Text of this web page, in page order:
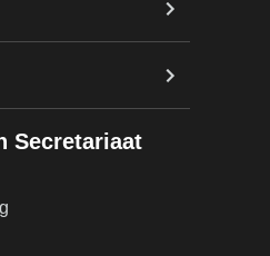
Secretariaat